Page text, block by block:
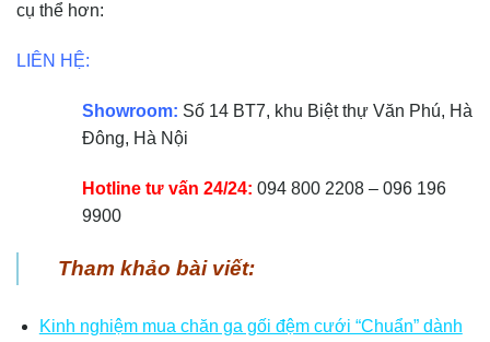
cụ thể hơn:
LIÊN HỆ:
Showroom: Số 14 BT7, khu Biệt thự Văn Phú, Hà
Đông, Hà Nội
Hotline tư vấn 24/24: 094 800 2208 – 096 196
9900
Tham khảo bài viết:
Kinh nghiệm mua chăn ga gối đệm cưới “Chuẩn” dành